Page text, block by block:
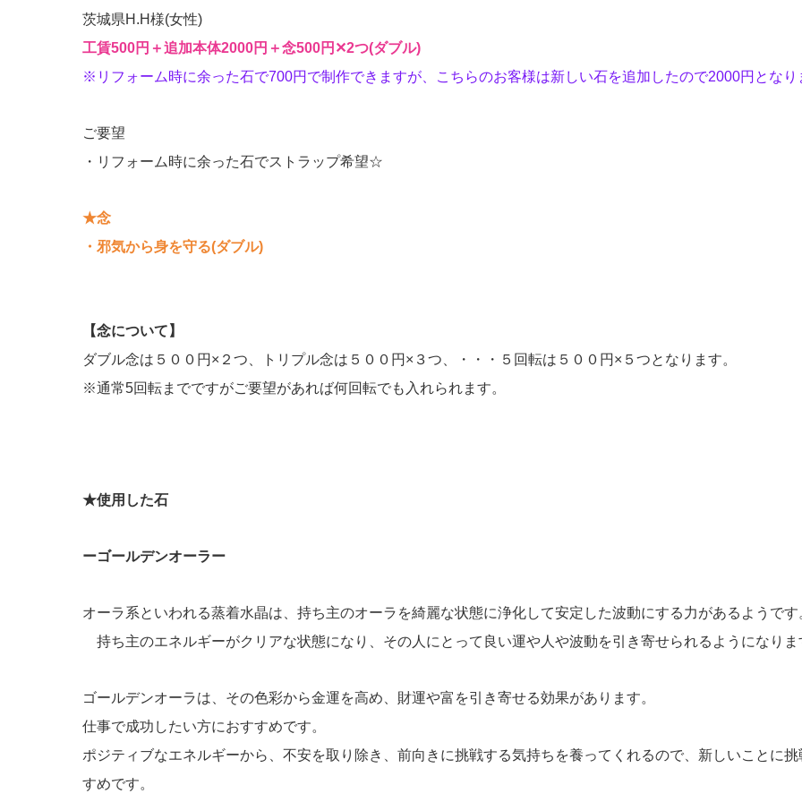
茨城県H.H様(女性)
工賃500円＋追加本体2000円＋念500円‪✕‬2つ(ダブル)
※リフォーム時に余った石で700円で制作できますが、こちらのお客様は新しい石を追加したので2000円となり
ご要望
・リフォーム時に余った石でストラップ希望☆
★念
・邪気から身を守る(ダブル)
【念について】
ダブル念は５００円×２つ、トリプル念は５００円×３つ、・・・５回転は５００円×５つとなります。
※通常5回転までですがご要望があれば何回転でも入れられます。
★使用した石
ーゴールデンオーラー
オーラ系といわれる蒸着水晶は、持ち主のオーラを綺麗な状態に浄化して安定した波動にする力があるようです
持ち主のエネルギーがクリアな状態になり、その人にとって良い運や人や波動を引き寄せられるようになりま
ゴールデンオーラは、その色彩から金運を高め、財運や富を引き寄せる効果があります。
仕事で成功したい方におすすめです。
ポジティブなエネルギーから、不安を取り除き、前向きに挑戦する気持ちを養ってくれるので、新しいことに
すめです。